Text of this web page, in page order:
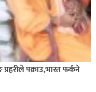
पक्राउ,भारत फर्कने